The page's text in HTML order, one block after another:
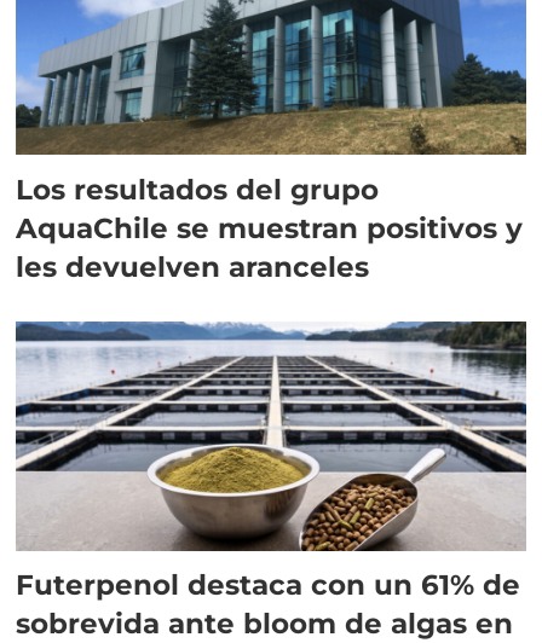
Los resultados del grupo
AquaChile se muestran positivos y
les devuelven aranceles
Futerpenol destaca con un 61% de
sobrevida ante bloom de algas en